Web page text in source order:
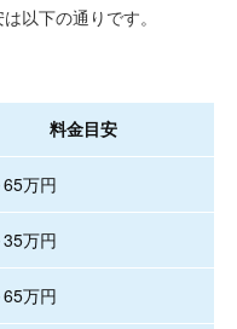
以下の通りです。
料金目安
万円
万円
万円